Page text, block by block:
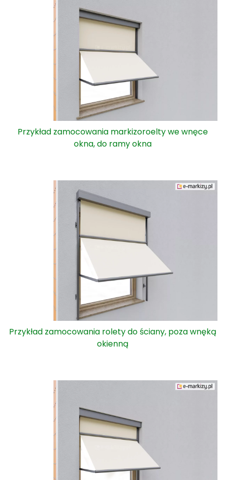
Przykład zamocowania markizoroelty we wnęce
okna, do ramy okna
Przykład zamocowania rolety do ściany, poza wnęką
okienną